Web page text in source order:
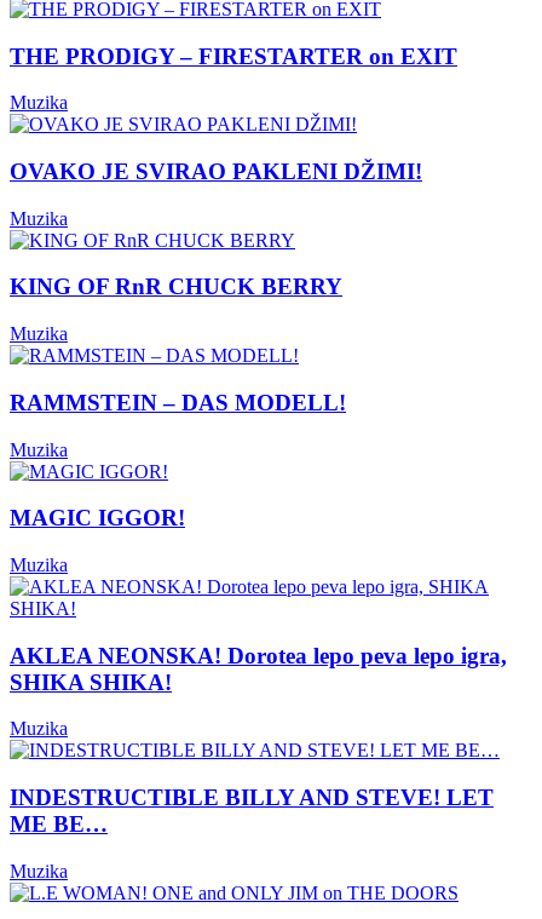
THE PRODIGY – FIRESTARTER on EXIT
Muzika
OVAKO JE SVIRAO PAKLENI DŽIMI!
Muzika
KING OF RnR CHUCK BERRY
Muzika
RAMMSTEIN – DAS MODELL!
Muzika
MAGIC IGGOR!
Muzika
AKLEA NEONSKA! Dorotea lepo peva lepo igra,
SHIKA SHIKA!
Muzika
INDESTRUCTIBLE BILLY AND STEVE! LET
ME BE…
Muzika